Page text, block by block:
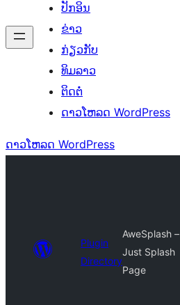
ປັກອິນ
ຂ່າວ
ກ່ຽວກັບ
ທິມລາວ
ຕິດຕໍ່
ດາວໂຫລດ WordPress
ດາວໂຫລດ WordPress
Plugin
Directory
AweSplash –
Just Splash
Page